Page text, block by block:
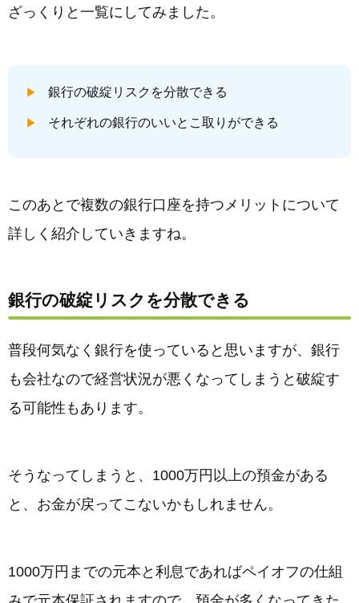
ざっくりと一覧にしてみました。
銀行の破綻リスクを分散できる
それぞれの銀行のいいとこ取りができる
このあとで複数の銀行口座を持つメリットについて
詳しく紹介していきますね。
銀行の破綻リスクを分散できる
普段何気なく銀行を使っていると思いますが、銀行
も会社なので経営状況が悪くなってしまうと破綻す
る可能性もあります。
そうなってしまうと、1000万円以上の預金がある
と、お金が戻ってこないかもしれません。
1000万円までの元本と利息であればペイオフの仕組